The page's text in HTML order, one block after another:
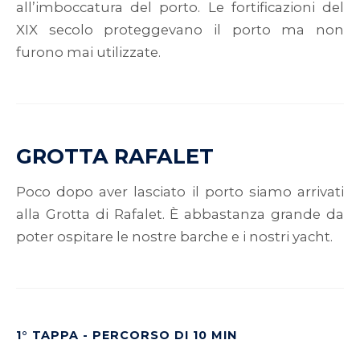
all’imboccatura del porto. Le fortificazioni del
XIX secolo proteggevano il porto ma non
furono mai utilizzate.
GROTTA RAFALET
Poco dopo aver lasciato il porto siamo arrivati
alla Grotta di Rafalet. È abbastanza grande da
poter ospitare le nostre barche e i nostri yacht.
1° TAPPA - PERCORSO DI 10 MIN